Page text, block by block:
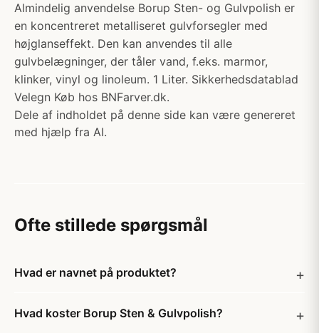
Almindelig anvendelse Borup Sten- og Gulvpolish er
en koncentreret metalliseret gulvforsegler med
højglanseffekt. Den kan anvendes til alle
gulvbelægninger, der tåler vand, f.eks. marmor,
klinker, vinyl og linoleum. 1 Liter. Sikkerhedsdatablad
Velegn Køb hos BNFarver.dk.
Dele af indholdet på denne side kan være genereret
med hjælp fra AI.
Ofte stillede spørgsmål
Hvad er navnet på produktet?
Hvad koster Borup Sten & Gulvpolish?